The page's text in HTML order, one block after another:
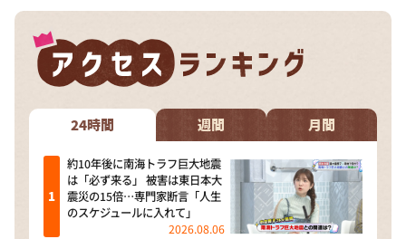
24時間 週間 月間
約10年後に南海トラフ巨大地震
は「必ず来る」 被害は東日本大
震災の15倍…専門家断言「人生
のスケジュールに入れて」
2026.08.06